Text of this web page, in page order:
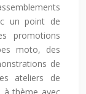
un point de
promotions
moto, des
de
ateliers de
à thème avec